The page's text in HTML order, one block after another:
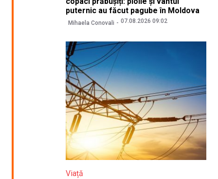
puternic au făcut pagube în Moldova
Mihaela Conovali 07.08.2026 09:02
Viață